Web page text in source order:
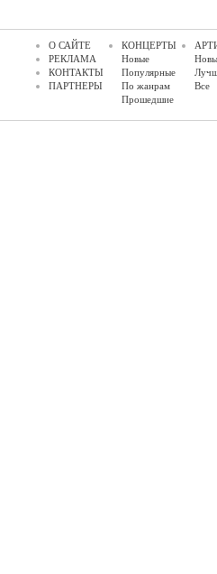
О САЙТЕ
РЕКЛАМА
КОНТАКТЫ
ПАРТНЕРЫ
КОНЦЕРТЫ
Новые
Популярные
По жанрам
Прошедшие
Все